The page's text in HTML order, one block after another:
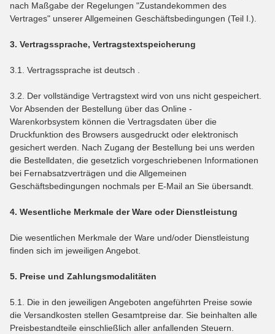
nach Maßgabe der Regelungen "Zustandekommen des
Vertrages" unserer Allgemeinen Geschäftsbedingungen (Teil I.).
3. Vertragssprache, Vertragstextspeicherung
3.1. Vertragssprache ist deutsch
3.2. Der vollständige Vertragstext wird von uns nicht gespeichert.
Vor Absenden der Bestellung über das Online -
Warenkorbsystem können die Vertragsdaten über die
Druckfunktion des Browsers ausgedruckt oder elektronisch
gesichert werden. Nach Zugang der Bestellung bei uns werden
die Bestelldaten, die gesetzlich vorgeschriebenen Informationen
bei Fernabsatzverträgen und die Allgemeinen
Geschäftsbedingungen nochmals per E-Mail an Sie übersandt.
4. Wesentliche Merkmale der Ware oder Dienstleistung
Die wesentlichen Merkmale der Ware und/oder Dienstleistung
finden sich im jeweiligen Angebot.
5. Preise und Zahlungsmodalitäten
5.1. Die in den jeweiligen Angeboten angeführten Preise sowie
die Versandkosten stellen Gesamtpreise dar. Sie beinhalten alle
Preisbestandteile einschließlich aller anfallenden Steuern.